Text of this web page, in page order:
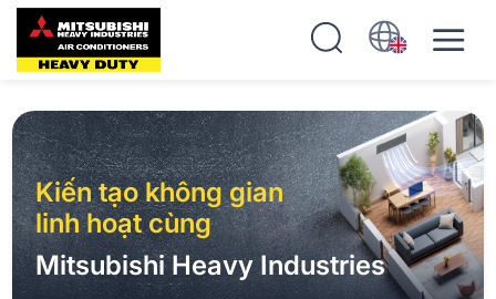
Kiến tạo không gian
linh hoạt cùng
Mitsubishi Heavy Industries